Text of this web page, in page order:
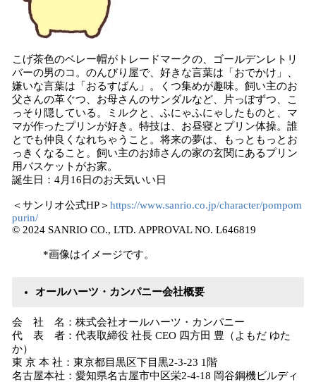
こげ茶色のベレー帽がトレードマークの、ゴールデンレトリ
バーの男のコ。のんびり屋で、好きな言葉は「おでかけ」、
嫌いな言葉は「おるすばん」。くつ集めが趣味。飼い主のお
父さんの革ぐつ、お母さんのサンダルなど、片っぽずつ、こ
っそり隠している。ミルクと、ふにゃふにゃしたものと、マ
マが作ったプリンが好き。特技は、お昼寝とプリン体操。誰
とでも仲良くなれちゃうこと。将来の夢は、もっともっとお
っきくなること。飼い主のお姉さんの家の玄関にあるプリン
用バスケットがお家。
誕生日：4月16日のお天気いい日
＜サンリオ公式HP＞ https://www.sanrio.co.jp/character/pompom
purin/
© 2024 SANRIO CO., LTD. APPROVAL NO. L646819
*画像はイメージです。
オールハーツ・カンパニー会社概要
会 社 名：株式会社オールハーツ・カンパニー
代 表 者：代表取締役 社長 CEO 四方田 豊（よもだ ゆた
か）
東 京 本 社：東京都目黒区下目黒2-3-23 1階
名古屋本社：愛知県名古屋市中区栄2-4-18 岡谷鋼機ビルディ